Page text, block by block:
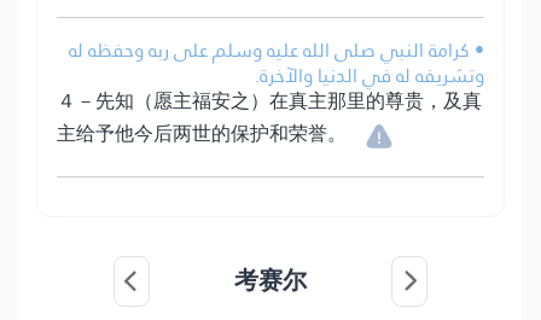
• كرامة النبي صلى الله عليه وسلم على ربه وحفظه له
وتشريفه له في الدنيا والآخرة.
４－先知（愿主福安之）在真主那里的尊贵，及真
主给予他今后两世的保护和荣誉。
考赛尔